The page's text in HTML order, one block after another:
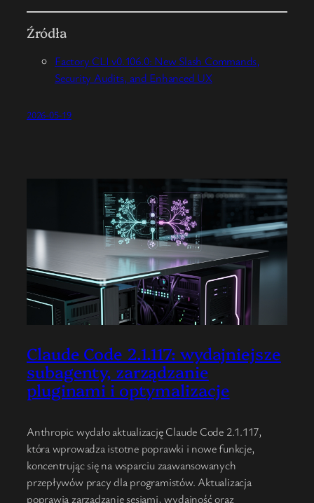
Źródła
Factory CLI v0.106.0: New Slash Commands,
Security Audits, and Enhanced UX
2026-05-19
Claude Code 2.1.117: wydajniejsze
subagenty, zarządzanie
pluginami i optymalizacje
Anthropic wydało aktualizację Claude Code 2.1.117,
która wprowadza istotne poprawki i nowe funkcje,
koncentrując się na wsparciu zaawansowanych
przepływów pracy dla programistów. Aktualizacja
poprawia zarządzanie sesjami, wydajność oraz